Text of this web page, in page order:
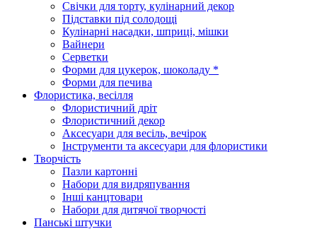
Свічки для торту, кулінарний декор
Підставки під солодощі
Кулінарні насадки, шприці, мішки
Вайнери
Серветки
Форми для цукерок, шоколаду *
Форми для печива
Флористика, весілля
Флористичний дріт
Флористичний декор
Аксесуари для весіль, вечірок
Інструменти та аксесуари для флористики
Творчість
Пазли картонні
Набори для видряпування
Інші канцтовари
Набори для дитячої творчості
Панські штучки